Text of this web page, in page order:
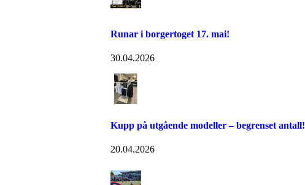
Runar i borgertoget 17. mai!
30.04.2026
Kupp på utgående modeller – begrenset antall!
20.04.2026